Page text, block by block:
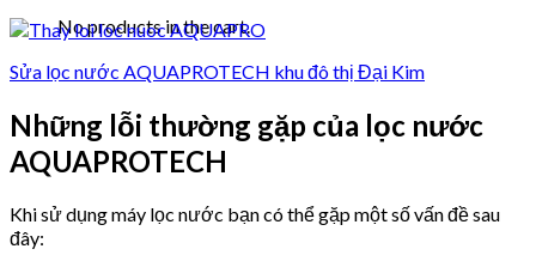
No products in the cart.
Sửa lọc nước AQUAPROTECH khu đô thị Đại Kim
Những lỗi thường gặp của lọc nước
AQUAPROTECH
Khi sử dụng máy lọc nước bạn có thể gặp một số vấn đề sau
đây: